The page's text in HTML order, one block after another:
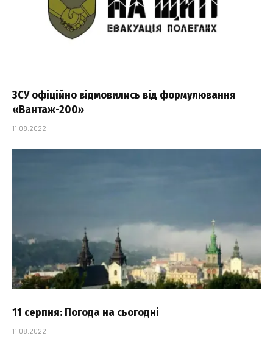
ЗСУ офіційно відмовились від формулювання
«Вантаж-200»
11.08.2022
11 серпня: Погода на сьогодні
11.08.2022